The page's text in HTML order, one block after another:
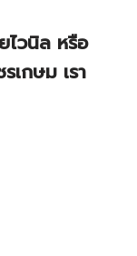
ไวนิล หรือ
เกษม เรา